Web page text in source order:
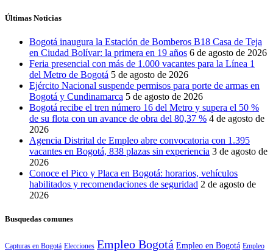
Últimas Noticias
Bogotá inaugura la Estación de Bomberos B18 Casa de Teja
en Ciudad Bolívar: la primera en 19 años 6 de agosto de 2026
Feria presencial con más de 1.000 vacantes para la Línea 1
del Metro de Bogotá 5 de agosto de 2026
Ejército Nacional suspende permisos para porte de armas en
Bogotá y Cundinamarca 5 de agosto de 2026
Bogotá recibe el tren número 16 del Metro y supera el 50 %
de su flota con un avance de obra del 80,37 % 4 de agosto de
2026
Agencia Distrital de Empleo abre convocatoria con 1.395
vacantes en Bogotá, 838 plazas sin experiencia 3 de agosto de
2026
Conoce el Pico y Placa en Bogotá: horarios, vehículos
habilitados y recomendaciones de seguridad 2 de agosto de
2026
Busquedas comunes
Capturas en Bogotá Elecciones Empleo Bogotá Empleo en Bogotá Empleo